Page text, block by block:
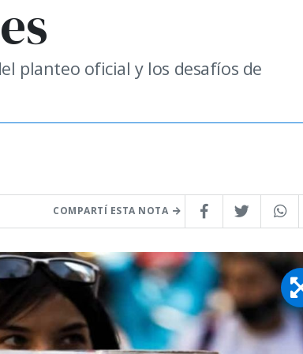
planteo oficial y los desafíos de
COMPARTÍ ESTA NOTA